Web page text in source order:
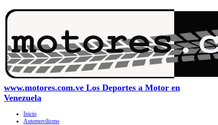
www.motores.com.ve Los Deportes a Motor en
Venezuela
Inicio
Automovilismo